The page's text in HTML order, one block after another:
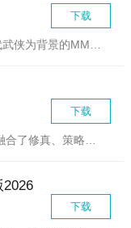
下载
《真武江湖》是一款以古代武侠为背景的MMORPG（大型多人在...
下载
《修真江湖2026》是一款融合了修真、策略与角色扮演元素的冒...
下载